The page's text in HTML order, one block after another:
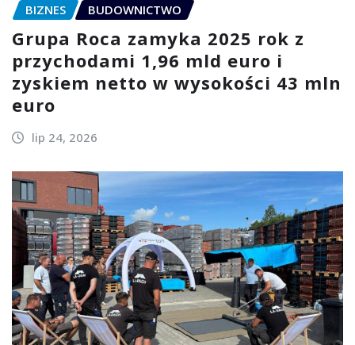
BIZNES BUDOWNICTWO
Grupa Roca zamyka 2025 rok z
przychodami 1,96 mld euro i
zyskiem netto w wysokości 43 mln
euro
lip 24, 2026